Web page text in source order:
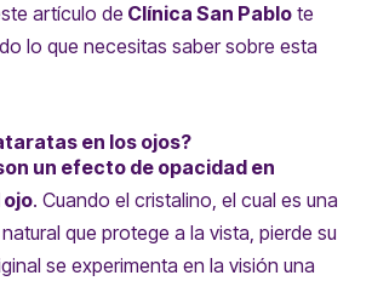
artículo de Clínica San Pablo te
lo que necesitas saber sobre esta
en los ojos?
un efecto de opacidad en
. Cuando el cristalino, el cual es una
que protege a la vista, pierde su
se experimenta en la visión una